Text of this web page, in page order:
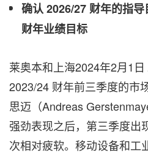
确认 2026/27财年的指导
财年业绩目标
莱奥本和上海2024年2月1日
2023/24 财年前三季度的市
思迈（Andreas
强劲表现之后，第三季度出
次相对疲软。移动设备和工